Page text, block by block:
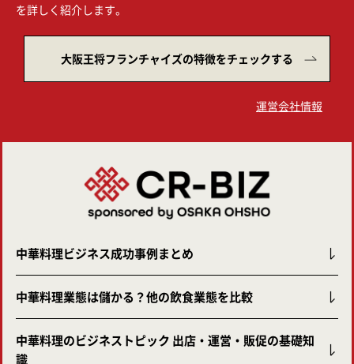
を詳しく紹介します。
大阪王将フランチャイズの特徴をチェックする
運営会社情報
中華料理ビジネス成功事例まとめ
中華料理業態は儲かる？他の飲食業態を比較
中華料理のビジネストピック 出店・運営・販促の基礎知
識